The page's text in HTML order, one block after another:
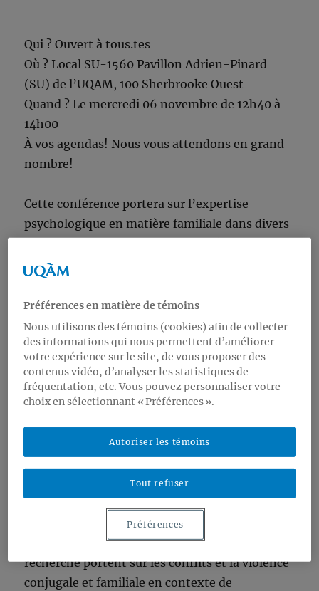
Qui ? Ouvert à tous.tes
Où ? Local SU-1560 Pavillon Adrien-Pinard
(SU) de l’UQAM, 100 Sherbrooke Ouest
Quand ? Le mercredi 06 novembre de 12h40 à
14h00
À vos agendas! Nous vous attendons en grand
nombre!
—
Cette conférence portera sur l’expertise
psychologique en matière familiale dans divers
de la jeunesse, services publics). Les thèmes
abordés au cours de la présentation toucheront
notamment au cadre de la pratique, aux
conduites à privilégier et aux défis pour le
psychologue de pratiquer l’expertise. En
utilisant des cas cliniques, nous tenterons
également de démystifier certains enjeux
familiaux qui sont fréquemment rencontrés
perspective psychodynamique et systémique.
Amylie Paquin-Boudreau est psychologue et
professeure invitée au département de
psychologie de l’UQAM, section
psychodynamique. Ses intérêts cliniques et de
recherche portent sur les conflits et la violence
conjugale et familiale en contexte de
Préférences en matière de témoins
Nous utilisons des témoins (cookies) afin de collecter
des informations qui nous permettent d’améliorer
votre expérience sur le site, de vous proposer des
contenus vidéo, d’analyser les statistiques de
fréquentation, etc. Vous pouvez personnaliser votre
choix en sélectionnant « Préférences ».
Tout refuser
Autoriser les témoins
Préférences